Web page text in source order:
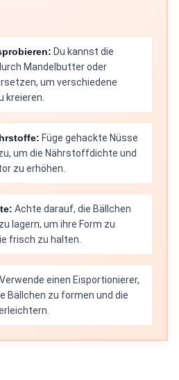
Du kannst die
Mandelbutter oder
um verschiedene
kreieren.
Füge gehackte Nüsse
um die Nährstoffdichte und
zu erhöhen.
Achte darauf, die Bällchen
lagern, um ihre Form zu
frisch zu halten.
Verwende einen Eisportionierer,
Bällchen zu formen und die